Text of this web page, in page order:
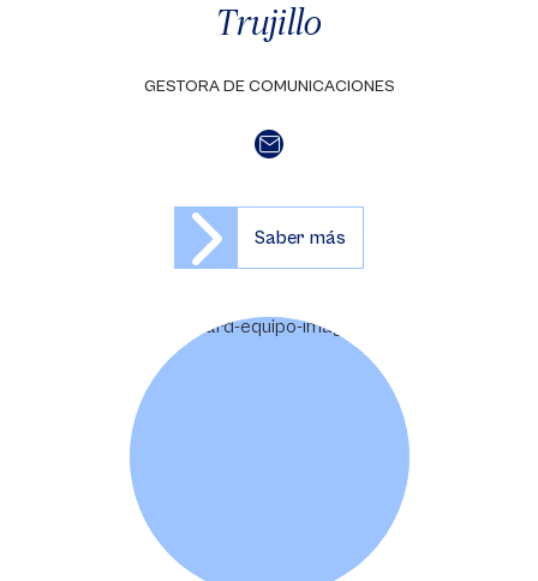
Trujillo
GESTORA DE COMUNICACIONES
Saber más